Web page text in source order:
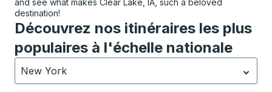
and see what makes Clear Lake, IA, such a beloved
destination!
Découvrez nos itinéraires les plus
populaires à l'échelle nationale
New York
Actuellement sélectionné: New York.La sélection est